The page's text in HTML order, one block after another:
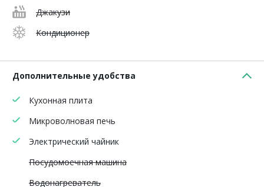
Джакузи
Кондиционер
Дополнительные удобства
Кухонная плита
Микроволновая печь
Электрический чайник
Посудомоечная машина
Водонагреватель